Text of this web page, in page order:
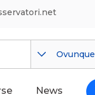
Ovunque
News